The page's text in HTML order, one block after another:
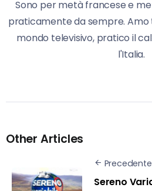
Sono per metà francese e
praticamente da sempre.
mondo televisivo, pratico il
l'Italia.
Other Articles
Precedente
Sereno